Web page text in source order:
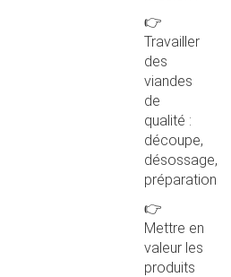
👉
Travailler
des
viandes
de
qualité :
découpe,
désossage,
préparation
👉
Mettre en
valeur les
produits